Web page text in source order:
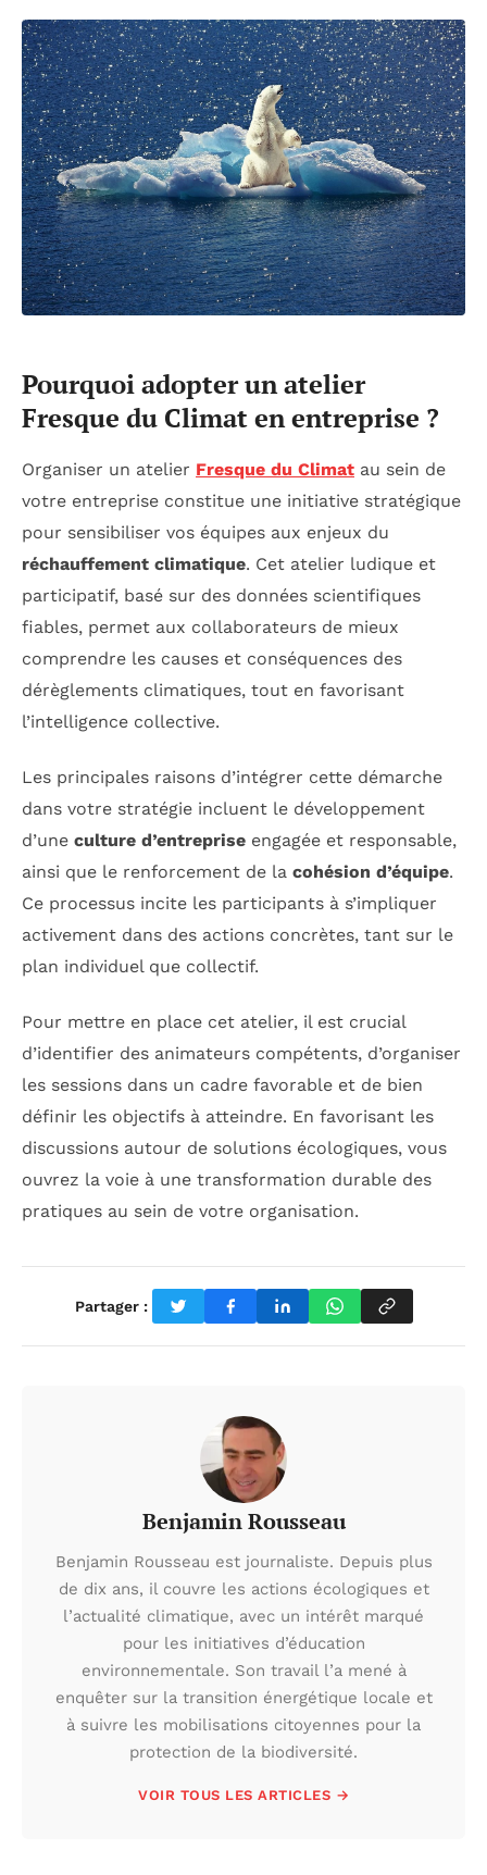
Pourquoi adopter un atelier
Fresque du Climat en entreprise ?
Organiser un atelier Fresque du Climat au sein de
votre entreprise constitue une initiative stratégique
pour sensibiliser vos équipes aux enjeux du
réchauffement climatique. Cet atelier ludique et
participatif, basé sur des données scientifiques
fiables, permet aux collaborateurs de mieux
comprendre les causes et conséquences des
dérèglements climatiques, tout en favorisant
l’intelligence collective.
Les principales raisons d’intégrer cette démarche
dans votre stratégie incluent le développement
d’une culture d’entreprise engagée et responsable,
ainsi que le renforcement de la cohésion d’équipe.
Ce processus incite les participants à s’impliquer
activement dans des actions concrètes, tant sur le
plan individuel que collectif.
Pour mettre en place cet atelier, il est crucial
d’identifier des animateurs compétents, d’organiser
les sessions dans un cadre favorable et de bien
définir les objectifs à atteindre. En favorisant les
discussions autour de solutions écologiques, vous
ouvrez la voie à une transformation durable des
pratiques au sein de votre organisation.
Partager :
Benjamin Rousseau
Benjamin Rousseau est journaliste. Depuis plus
de dix ans, il couvre les actions écologiques et
l’actualité climatique, avec un intérêt marqué
pour les initiatives d’éducation
environnementale. Son travail l’a mené à
enquêter sur la transition énergétique locale et
à suivre les mobilisations citoyennes pour la
protection de la biodiversité.
VOIR TOUS LES ARTICLES →